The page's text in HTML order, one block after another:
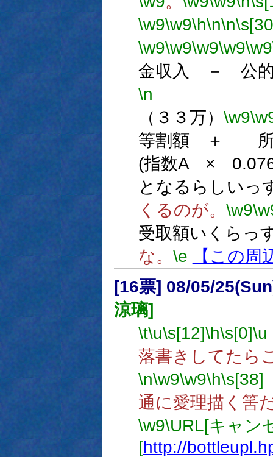
\w9\w9\h\n\n
\w9\w9\w9\w9\w9
金収入 － 公
\n
（３３万） \w9
等割額 ＋ 所
(指数A ×
となるらしいっ
くるのが。 \w9
受取額いくらっ
な。 \e
【この周
[16票] 08/05/
涼璃]
\t\u\s[12]\h\s[0]\u
落書きしてたら
\n\w9\w9\h\s[38]
通に愛理描く筈
\w9\URL[キャン
[http://